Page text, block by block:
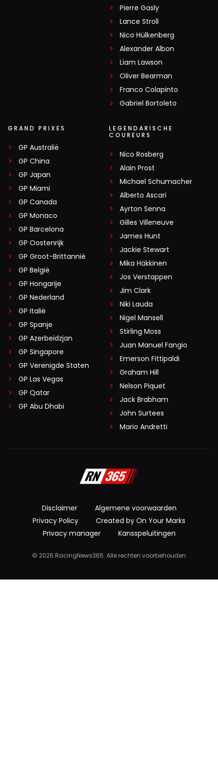
Pierre Gasly
Lance Stroll
Nico Hülkenberg
Alexander Albon
Liam Lawson
Oliver Bearman
Franco Colapinto
Gabriel Bortoleto
GRAND PRIXES
GP Australië
GP China
GP Japan
GP Miami
GP Canada
GP Monaco
GP Barcelona
GP Oostenrijk
GP Groot-Brittannië
GP België
GP Hongarije
GP Nederland
GP Italië
GP Spanje
GP Azerbeidzjan
GP Singapore
GP Verenigde Staten
GP Las Vegas
GP Qatar
GP Abu Dhabi
LEGENDARISCHE
COUREURS
Nico Rosberg
Alain Prost
Michael Schumacher
Alberto Ascari
Ayrton Senna
Gilles Villeneuve
James Hunt
Jackie Stewart
Mika Häkkinen
Jos Verstappen
Jim Clark
Niki Lauda
Nigel Mansell
Stirling Moss
Juan Manuel Fangio
Emerson Fittipaldi
Graham Hill
Nelson Piquet
Jack Brabham
John Surtees
Mario Andretti
Disclaimer
Algemene voorwaarden
Privacy Policy
Created by On Your Marks
Privacy manager
Kansspeluitingen
© 2026 RacingNews365. Alle rechten voorbehouden